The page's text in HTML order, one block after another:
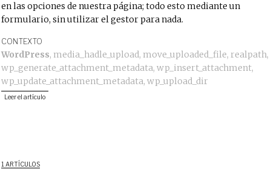
en las opciones de nuestra página; todo esto mediante un
formulario, sin utilizar el gestor para nada.
CONTEXTO
WordPress, media_hadle_upload, move_uploaded_file, realpath,
wp_generate_attachment_metadata,wp_insert_attachment,
wp_update_attachment_metadata,wp_upload_dir
Leer el artículo
1 ARTÍCULOS